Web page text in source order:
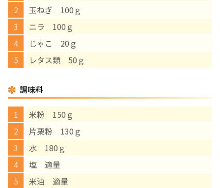
玉ねぎ 100ｇ
ニラ 100ｇ
じゃこ 20ｇ
レタス類 50ｇ
調味料
米粉 150ｇ
片栗粉 130ｇ
水 180ｇ
塩 適量
米油 適量
‘さんルーム’ でさまざまな講座・クラス
遠方にお住まいで当院での出産を希望される方へ
医師プロフィール